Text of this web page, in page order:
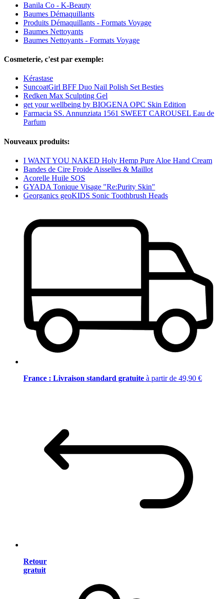
Banila Co - K-Beauty
Baumes Démaquillants
Produits Démaquillants - Formats Voyage
Baumes Nettoyants
Baumes Nettoyants - Formats Voyage
Cosmeterie, c'est par exemple:
Kérastase
SuncoatGirl BFF Duo Nail Polish Set Besties
Redken Max Sculpting Gel
get your wellbeing by BIOGENA OPC Skin Edition
Farmacia SS. Annunziata 1561 SWEET CAROUSEL Eau de
Parfum
Nouveaux produits:
I WANT YOU NAKED Holy Hemp Pure Aloe Hand Cream
Bandes de Cire Froide Aisselles & Maillot
Acorelle Huile SOS
GYADA Tonique Visage "Re:Purity Skin"
Georganics geoKIDS Sonic Toothbrush Heads
France : Livraison standard gratuite à partir de 49,90 €
Retour
gratuit